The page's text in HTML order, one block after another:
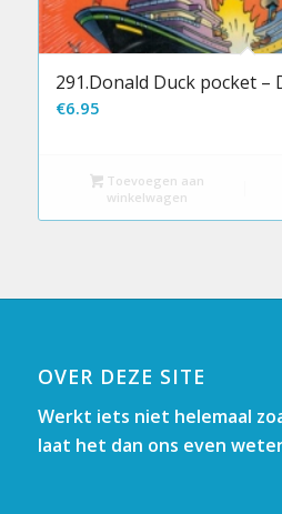
291.Donald Duck pocket –
€6.95
Toevoegen aan
winkelwagen
OVER DEZE SITE
Werkt iets niet helemaal
laat het dan ons even